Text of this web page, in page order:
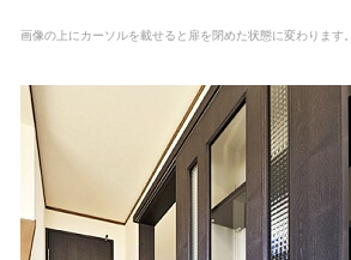
画像の上にカーソルを載せると扉を閉めた状態に変わります。